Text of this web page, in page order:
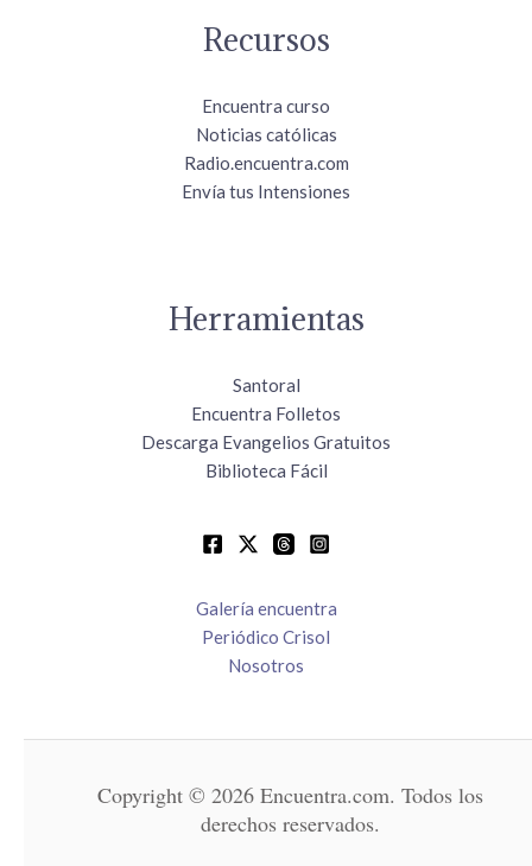
Recursos
Encuentra curso
Noticias católicas
Radio.encuentra.com
Envía tus Intensiones
Herramientas
Santoral
Encuentra Folletos
Descarga Evangelios Gratuitos
Biblioteca Fácil
Galería encuentra
Periódico Crisol
Nosotros
Copyright © 2026 Encuentra.com. Todos los
derechos reservados.